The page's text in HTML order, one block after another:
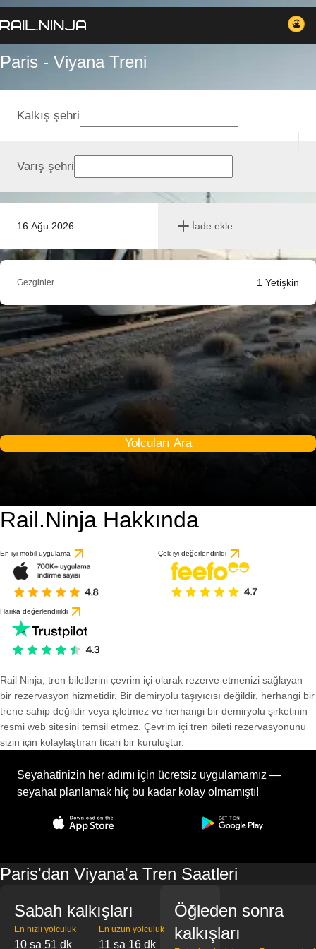
Paris - Viyana Treni
16 Ağu 2026 İade ekle
Kalkış şehri
Varış şehri
Gezginler 1 Yetişkin
Yolcuları Ara
Rail.Ninja Hakkında
En iyi mobil uygulama Çok iyi değerlendirildi
Harika değerlendirildi
Rail Ninja, tren biletlerini çevrim içi olarak rezerve etmenizi sağlayan
bir rezervasyon hizmetidir. Bir demiryolu taşıyıcısı değildir, herhangi bir
trene sahip değildir veya işletmez ve herhangi bir demiryolu şirketinin
resmi web sitesini temsil etmez. Çevrim içi tren bileti rezervasyonunu
sizin için kolaylaştıran ticari bir kuruluştur.
Seyahatinizin her adımı için ücretsiz uygulamamız —
seyahat planlamak hiç bu kadar kolay olmamıştı!
Paris'dan Viyana'a Tren Saatleri
Sabah kalkışları
En hızlı yolculuk
10 sa 51 dk
En uzun yolculuk
11 sa 16 dk
Öğleden sonra
kalkışları